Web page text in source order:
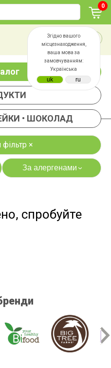
Згідно вашого
місцезнаходження,
ваша мова за
замовчуванням:
Українська
0
• ШОКОЛАД
×
За алергенами›
спробуйте